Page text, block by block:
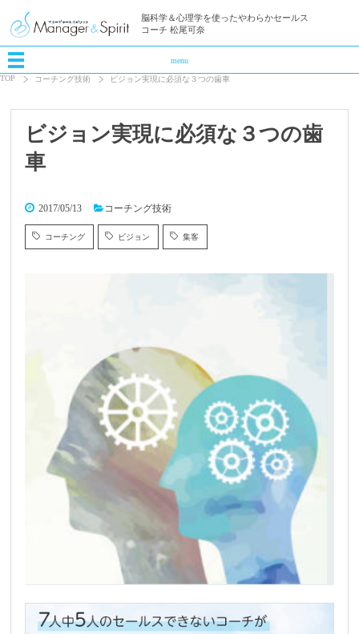
脳科学＆心理学を使ったやわらかセールス
コーチ 松尾可奈
menu
TOP
コーチング技術 ビジョン実現に必須な３つの歯車
ビジョン実現に必須な３つの歯
車
2017/05/13 コーチング技術
コーチング ビジョン 集客